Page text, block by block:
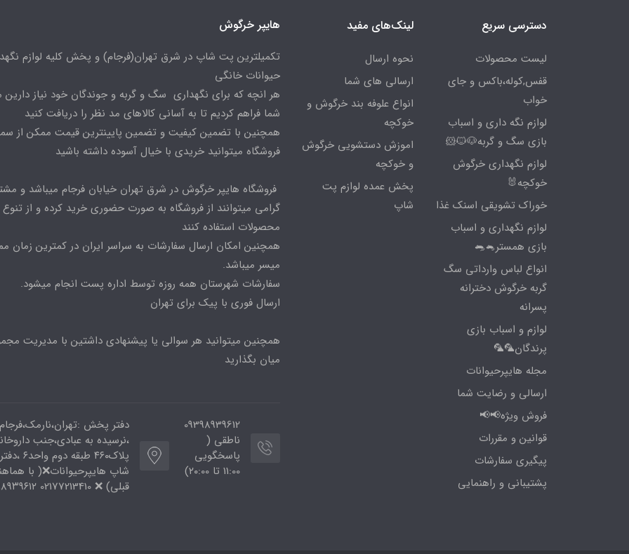
دسترسی سریع
لیست محصولات
قفس,کوله،باکس و جای
خواب
لوازم نگه داری و اسباب
بازی سگ و گربه🐶🐱🐹
لوازم نگهداری خرگوش
خوکچه🐰
خوراک تشویقی اسنک غذا
لوازم نگهداری و اسباب
بازی همستر🐁🐀
انواع لباس وارداتی سگ
گربه خرگوش دخترانه
پسرانه
لوازم و اسباب بازی
پرندگان🦜🦜
مجله هایپرحیوانات
ارسالی و رضایت شما
فروش ویژه📢📢
قوانین و مقررات
پیگیری سفارشات
پشتیبانی و راهنمایی
لینک‌های مفید
نحوه ارسال
ارسالی های شما
انواع علوفه بند خرگوش و
خوکچه
اموزش دستشویی خرگوش
و خوکچه
پخش عمده لوازم پت
شاپ
هایپر خرگوش
تکمیلترین پت شاپ در شرق تهران(فرجام) و پخش کلیه لوازم
حیوانات خانگی
هر انچه که برای نگهداری سگ و گربه و جوندگان خود نیاز دارین
شما فراهم کردیم تا به آسانی کالاهای مد نظر را دریافت کنید
همچنین با تضمین کیفیت و تضمین پایینترین قیمت ممکن از
فروشگاه میتوانید خریدی با خیال آسوده داشته باشید
فروشگاه هایپر خرگوش در شرق تهران خیابان فرجام میباشد و
گرامی میتوانند از فروشگاه به صورت حضوری خرید کرده و از تنوع
محصولات استفاده کنند
همچنین امکان ارسال سفارشات به سراسر ایران در کمترین زمان
میسر میباشد.
سفارشات شهرستان همه روزه توسط اداره پست انجام میشود.
ارسال فوری با پیک برای تهران
همچنین میتوانید هر سوالی یا پیشنهادی داشتین با مدیریت
میان بگذارید
09398939612
ناطقی (
پاسخگویی
11:00 تا ۲۰:00)
دفتر پخش :تهران،نارمک،فرجام
،نرسیده به عبادی،جنب
پلاک۴۶۰ طبقه
شاپ هایپرحیوانات❌( با
قبلی) ❌ 02177213410 ۰۹۳۹۸۹۳۹۶۱۲